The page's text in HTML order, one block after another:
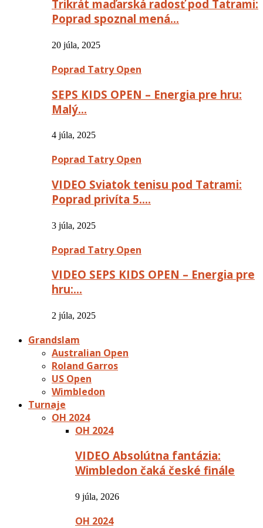
Trikrát maďarská radosť pod Tatrami:
Poprad spoznal mená…
20 júla, 2025
Poprad Tatry Open
SEPS KIDS OPEN – Energia pre hru:
Malý…
4 júla, 2025
Poprad Tatry Open
VIDEO Sviatok tenisu pod Tatrami:
Poprad privíta 5….
3 júla, 2025
Poprad Tatry Open
VIDEO SEPS KIDS OPEN – Energia pre
hru:…
2 júla, 2025
Grandslam
Australian Open
Roland Garros
US Open
Wimbledon
Turnaje
OH 2024
OH 2024
VIDEO Absolútna fantázia:
Wimbledon čaká české finále
9 júla, 2026
OH 2024